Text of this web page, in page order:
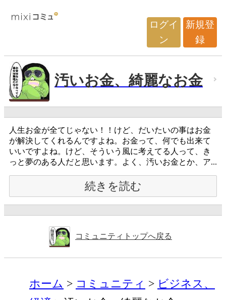
ログイ
ン
新規登
録
汚いお金、綺麗なお金
人生お金が全てじゃない！！けど、だいたいの事はお金
が解決してくれるんですよね。お金って、何でも出来て
いいですよね。けど、そういう風に考えてる人って、き
っと夢のある人だと思います。よく、汚いお金とか、ア...
続きを読む
コミュニティトップへ戻る
ホーム コミュニティ
ビジネス、